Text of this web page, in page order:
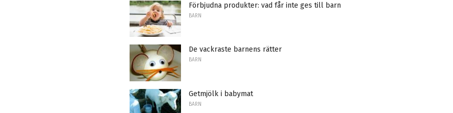
Förbjudna produkter: vad får inte ges till barn
BARN
De vackraste barnens rätter
BARN
Getmjölk i babymat
BARN